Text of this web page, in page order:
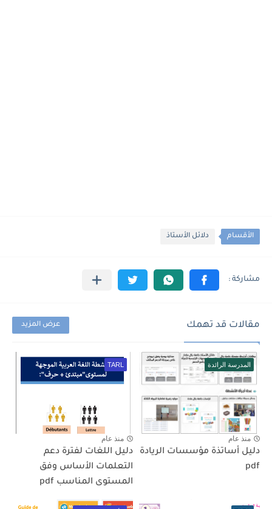
الأقسام دلائل الأستاذ
مقالات قد تهمك عرض المزيد
المدرسة الرائدة
منذ عام
دليل أساتذة مؤسسات الريادة
pdf
TARL
منذ عام
دليل اللغات لفترة دعم
التعلمات الأساس وفق
المستوى المناسب pdf